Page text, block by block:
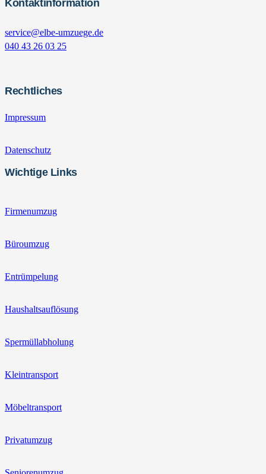
Kontaktinformation
service@elbe-umzuege.de
040 43 26 03 25
Rechtliches
Impressum
Datenschutz
Wichtige Links
Firmenumzug
Büroumzug
Entrümpelung
Haushaltsauflösung
Spermüllabholung
Kleintransport
Möbeltransport
Privatumzug